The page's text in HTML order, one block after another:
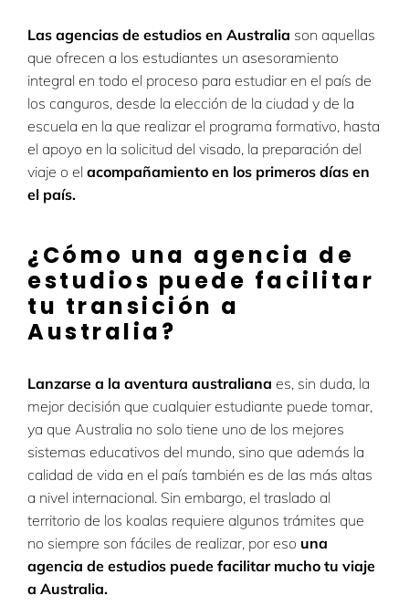
Las agencias de estudios en Australia son aquellas
que ofrecen a los estudiantes un asesoramiento
integral en todo el proceso para estudiar en el país de
los canguros, desde la elección de la ciudad y de la
escuela en la que realizar el programa formativo, hasta
el apoyo en la solicitud del visado, la preparación del
viaje o el acompañamiento en los primeros días en
el país.
¿Cómo una agencia de
estudios puede facilitar
tu transición a
Australia?
Lanzarse a la aventura australiana es, sin duda, la
mejor decisión que cualquier estudiante puede tomar,
ya que Australia no solo tiene uno de los mejores
sistemas educativos del mundo, sino que además la
calidad de vida en el país también es de las más altas
a nivel internacional. Sin embargo, el traslado al
territorio de los koalas requiere algunos trámites que
no siempre son fáciles de realizar, por eso una
agencia de estudios puede facilitar mucho tu viaje
a Australia.